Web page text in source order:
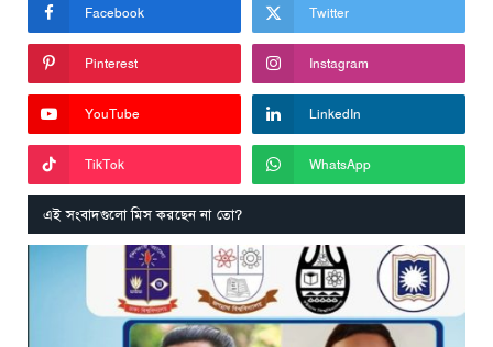
Facebook Twitter
Pinterest Instagram
YouTube LinkedIn
TikTok WhatsApp
এই সংবাদগুলো মিস করছেন না তো?